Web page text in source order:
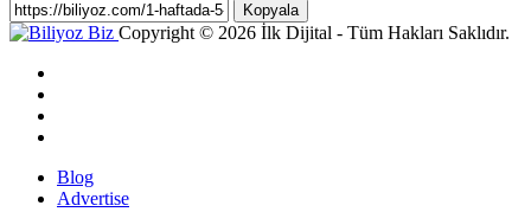
Kopyala
Copyright © 2026 İlk Dijital - Tüm Hakları Saklıdır.
Blog
Advertise